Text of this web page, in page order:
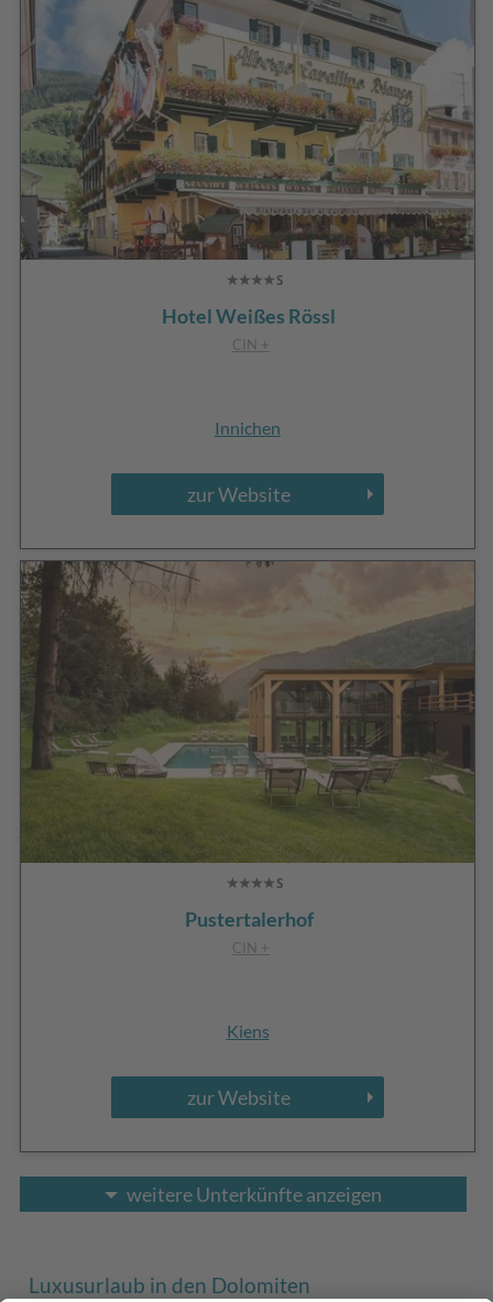
Hotel Weißes Rössl
CIN +
Innichen
zur Website
Pustertalerhof
CIN +
Kiens
zur Website
weitere Unterkünfte anzeigen
Luxusurlaub in den Dolomiten